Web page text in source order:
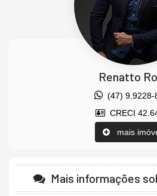
Características do Imóvel
Vista Panorâmica
Aceita Pet
Renatto
(47) 9.9228-
CRECI
mais
Mais informações